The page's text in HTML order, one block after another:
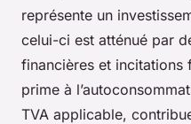
représente un
celui-ci est atténué par
financières et incitations
prime à
TVA applicable,